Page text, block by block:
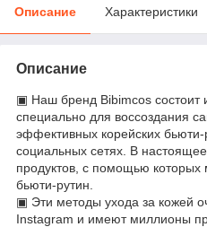
Описание Характеристики
Описание
▣ Наш бренд Bibimcos состоит
специально для воссоздания
эффективных корейских
социальных сетях. В
продуктов, с помощью которых
бьюти-рутин.
▣ Эти методы ухода за кожей
Instagram и имеют миллионы